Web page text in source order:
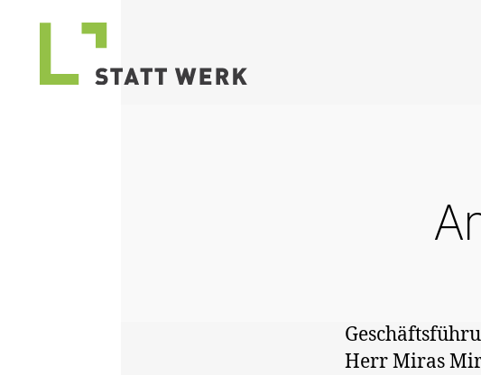
Herr Miras